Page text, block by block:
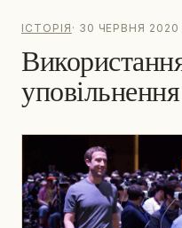
ІСТОРІЯ · 30 ЧЕРВНЯ 2020
уповільнення